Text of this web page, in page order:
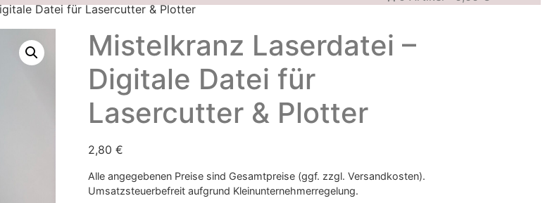
Datei für Lasercutter & Plotter
Mistelkranz Laserdatei –
Digitale Datei für
Lasercutter & Plotter
2,80 €
Alle angegebenen Preise sind Gesamtpreise (ggf. zzgl. Versandkosten).
Umsatzsteuerbefreit aufgrund Kleinunternehmerregelung.